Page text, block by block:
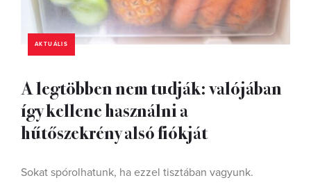
AKTUÁLIS
A legtöbben nem tudják: valójában
így kellene használni a
hűtőszekrény alsó fiókját
Sokat spórolhatunk, ha ezzel tisztában vagyunk.